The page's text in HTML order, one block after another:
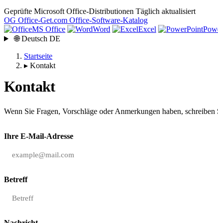
Geprüfte Microsoft Office-Distributionen Täglich aktualisiert
OG Office-Get.com Office-Software-Katalog
MS Office
Word Excel
🌐 Deutsch DE
Startseite
▸ Kontakt
Kontakt
Wenn Sie Fragen, Vorschläge oder Anmerkungen haben,
Ihre E-Mail-Adresse
Betreff